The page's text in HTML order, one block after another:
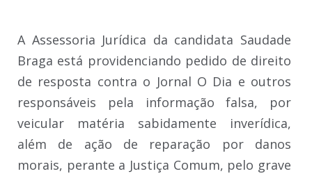
A Assessoria Jurídica da candidata Saudade
Braga está providenciando pedido de direito
de resposta contra o Jornal O Dia e outros
responsáveis pela informação falsa, por
veicular matéria sabidamente inverídica,
além de ação de reparação por danos
morais, perante a Justiça Comum, pelo grave